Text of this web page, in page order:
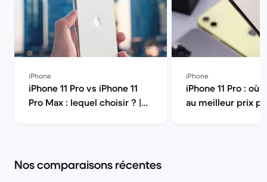
iPhone
iPhone 11 Pro vs iPhone 11
Pro Max : lequel choisir ? |
iPhone
iPhone 11 Pro : où
au meilleur prix pas
Nos comparaisons récentes